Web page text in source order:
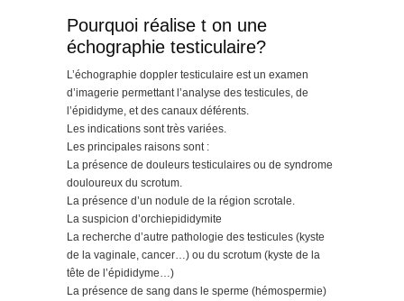
Pourquoi réalise t on une
échographie testiculaire?
L’échographie doppler testiculaire est un examen
d’imagerie permettant l’analyse des testicules, de
l’épididyme, et des canaux déférents.
Les indications sont très variées.
Les principales raisons sont :
La présence de douleurs testiculaires ou de syndrome
douloureux du scrotum.
La présence d’un nodule de la région scrotale.
La suspicion d’orchiepididymite
La recherche d’autre pathologie des testicules (kyste
de la vaginale, cancer…) ou du scrotum (kyste de la
tête de l’épididyme…)
La présence de sang dans le sperme (hémospermie)